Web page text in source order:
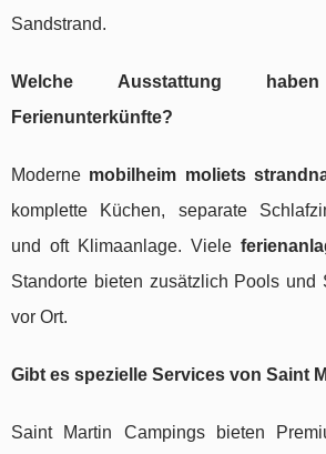
Sandstrand.
Welche Ausstattung
Ferienunterkünfte?
Moderne mobilheim moliets
komplette Küchen, separate
und oft Klimaanlage. Viele
Standorte bieten zusätzlich Pools und
vor Ort.
Gibt es spezielle Services von Saint
Saint Martin Campings bieten